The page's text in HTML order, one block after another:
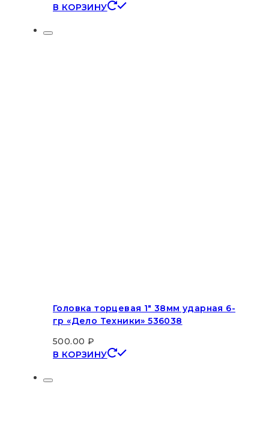
В КОРЗИНУ
Головка торцевая 1″ 38мм ударная 6-
гр «Дело Техники» 536038
500.00 ₽
В КОРЗИНУ